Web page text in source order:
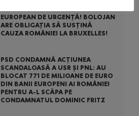
EUROPEAN DE URGENȚĂ! BOLOJAN
ARE OBLIGAȚIA SĂ SUSȚINĂ
CAUZA ROMÂNIEI LA BRUXELLES!
PSD CONDAMNĂ ACȚIUNEA
SCANDALOASĂ A USR ȘI PNL: AU
BLOCAT 771 DE MILIOANE DE EURO
DIN BANII EUROPENI AI ROMÂNIEI
PENTRU A-L SCĂPA PE
CONDAMNATUL DOMINIC FRITZ